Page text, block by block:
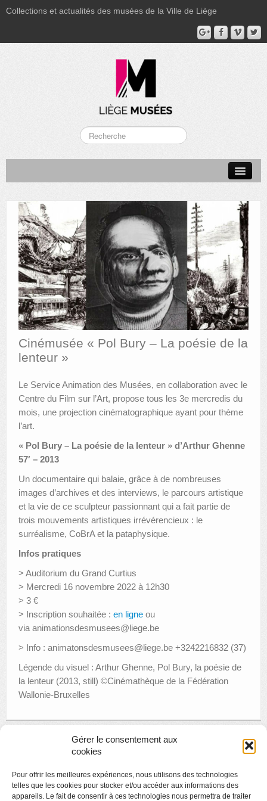
Gérer le consentement aux
cookies
Pour offrir les meilleures expériences, nous utilisons des technologies
telles que les cookies pour stocker et/ou accéder aux informations des
appareils. Le fait de consentir à ces technologies nous permettra de traiter
Collections et actualités des musées de la Ville de Liège
MUSÉE GRÉTRY
MUSÉE DU LUMINAIRE
FONDS PATRIMONIAUX
AUTRES LIEUX
ANIMATIONS DES MUSÉES
PUBLICATIONS
LES APPELS À PROJETS
LE PORTAIL DES COLLECTIONS
Cinémusée « Pol Bury – La poésie de la
lenteur »
Le Service Animation des Musées, en collaboration avec le
Centre du Film sur l’Art, propose tous les 3e mercredis du
mois, une projection cinématographique ayant pour thème
l’art.
« Pol Bury – La poésie de la lenteur » d’Arthur Ghenne
57′ – 2013
Un documentaire qui balaie, grâce à de nombreuses
images d’archives et des interviews, le parcours artistique
et la vie de ce sculpteur passionnant qui a fait partie de
trois mouvements artistiques irrévérencieux : le
surréalisme, CoBrA et la pataphysique.
Infos pratiques
> Auditorium du Grand Curtius
> Mercredi 16 novembre 2022 à 12h30
> 3 €
> Inscription souhaitée : en ligne ou
via animationsdesmusees@liege.be
> Info : animatonsdesmusees@liege.be +3242216832 (37)
Légende du visuel : Arthur Ghenne, Pol Bury, la poésie de
la lenteur (2013, still) ©Cinémathèque de la Fédération
Wallonie-Bruxelles
Créamusée « Masque d’Halloween façon masque de
Concert du duo Benvenuta – Création d’une composition
pour violon et violoncelle